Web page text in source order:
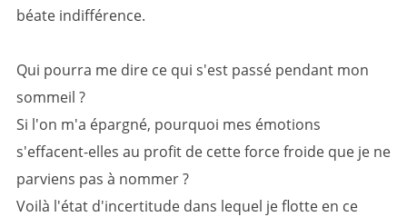
béate indifférence.
Qui pourra me dire ce qui s'est passé pendant mon
sommeil ?
Si l'on m'a épargné, pourquoi mes émotions
s'effacent-elles au profit de cette force froide que je ne
parviens pas à nommer ?
Voilà l'état d'incertitude dans lequel je flotte en ce